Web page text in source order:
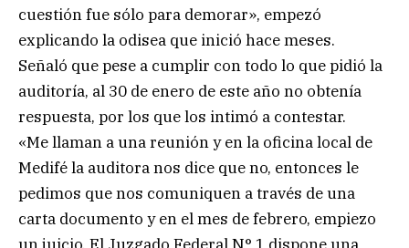
cuestión fue sólo para demorar», empezó
explicando la odisea que inició hace meses.
Señaló que pese a cumplir con todo lo que pidió la
auditoría, al 30 de enero de este año no obtenía
respuesta, por los que los intimó a contestar.
«Me llaman a una reunión y en la oficina local de
Medifé la auditora nos dice que no, entonces le
pedimos que nos comuniquen a través de una
carta documento y en el mes de febrero, empiezo